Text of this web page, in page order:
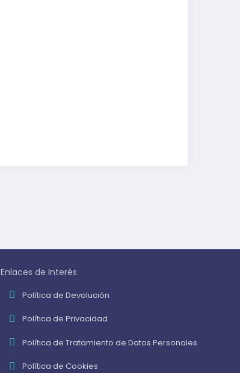
Enlaces de Interés
Política de Devolución
Política de Privacidad
Política de Tratamiento de Datos Personales
Política de Cookies